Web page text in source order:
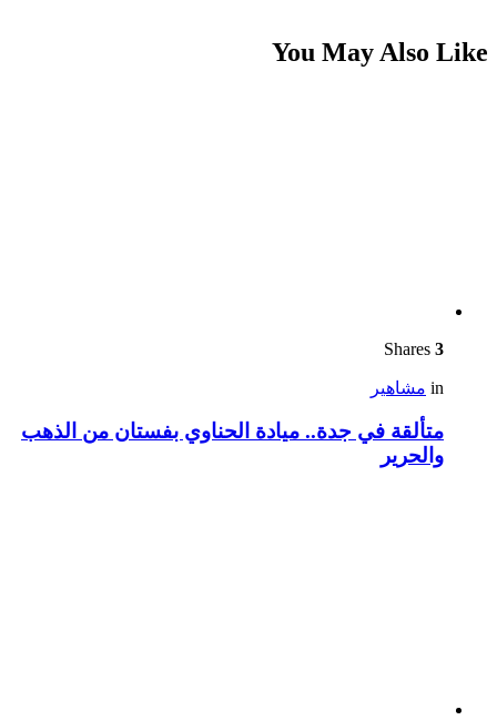
You May Also Like
3
in مشاهير
متألقة في جدة.. ميادة الحناوي بفستان من الذهب
والحرير